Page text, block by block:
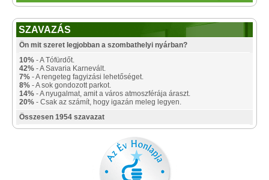
SZAVAZÁS
Ön mit szeret legjobban a szombathelyi nyárban?
10% - A Tófürdőt.
42% - A Savaria Karnevált.
7% - A rengeteg fagyizási lehetőséget.
8% - A sok gondozott parkot.
14% - A nyugalmat, amit a város atmoszférája áraszt.
20% - Csak az számít, hogy igazán meleg legyen.
Összesen 1954 szavazat